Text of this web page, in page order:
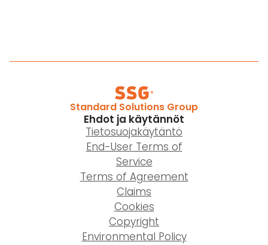
Standard Solutions Group
Ehdot ja käytännöt
Tietosuojakäytäntö
End-User Terms of
Service
Terms of Agreement
Claims
Cookies
Copyright
Environmental Policy